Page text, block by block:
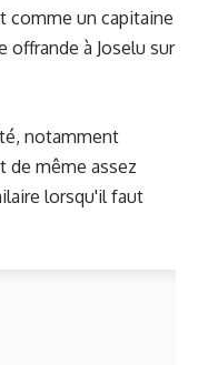
comme un capitaine
offrande à Joselu sur
notamment
de même assez
lorsqu'il faut